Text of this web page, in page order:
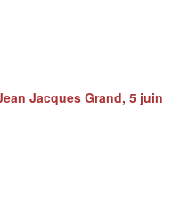
Jacques Grand, 5 juin